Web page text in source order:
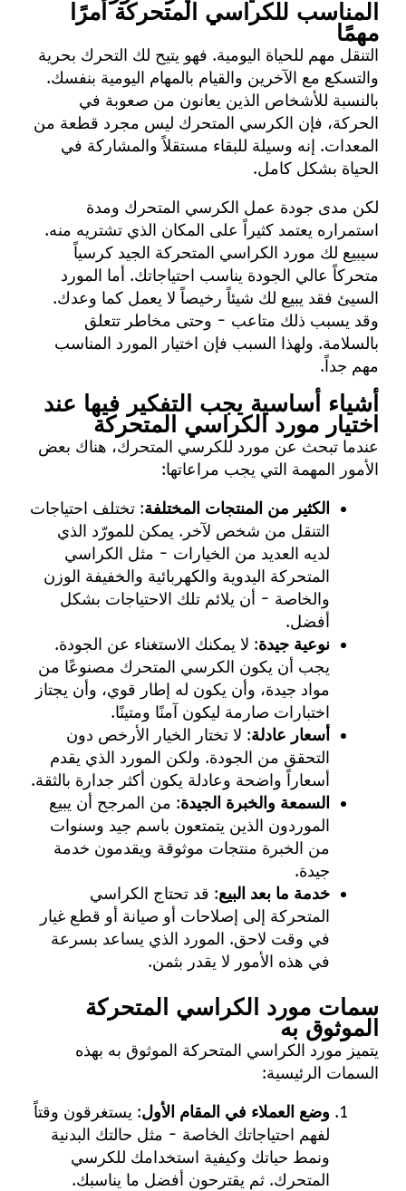
المناسب للكراسي المتحركة أمرًا
مهمًا
التنقل مهم للحياة اليومية. فهو يتيح لك التحرك بحرية
والتسكع مع الآخرين والقيام بالمهام اليومية بنفسك.
بالنسبة للأشخاص الذين يعانون من صعوبة في
الحركة، فإن الكرسي المتحرك ليس مجرد قطعة من
المعدات. إنه وسيلة للبقاء مستقلاً والمشاركة في
الحياة بشكل كامل.
لكن مدى جودة عمل الكرسي المتحرك ومدة
استمراره يعتمد كثيراً على المكان الذي تشتريه منه.
سيبيع لك مورد الكراسي المتحركة الجيد كرسياً
متحركاً عالي الجودة يناسب احتياجاتك. أما المورد
السيئ فقد يبيع لك شيئاً رخيصاً لا يعمل كما وعدك.
وقد يسبب ذلك متاعب - وحتى مخاطر تتعلق
بالسلامة. ولهذا السبب فإن اختيار المورد المناسب
مهم جداً.
أشياء أساسية يجب التفكير فيها عند
اختيار مورد الكراسي المتحركة
عندما تبحث عن مورد للكرسي المتحرك، هناك بعض
الأمور المهمة التي يجب مراعاتها:
الكثير من المنتجات المختلفة: تختلف احتياجات
التنقل من شخص لآخر. يمكن للمورّد الذي
لديه العديد من الخيارات - مثل الكراسي
المتحركة اليدوية والكهربائية والخفيفة الوزن
والخاصة - أن يلائم تلك الاحتياجات بشكل
أفضل.
نوعية جيدة: لا يمكنك الاستغناء عن الجودة.
يجب أن يكون الكرسي المتحرك مصنوعًا من
مواد جيدة، وأن يكون له إطار قوي، وأن يجتاز
اختبارات صارمة ليكون آمنًا ومتينًا.
أسعار عادلة: لا تختار الخيار الأرخص دون
التحقق من الجودة. ولكن المورد الذي يقدم
أسعاراً واضحة وعادلة يكون أكثر جدارة بالثقة.
السمعة والخبرة الجيدة: من المرجح أن يبيع
الموردون الذين يتمتعون باسم جيد وسنوات
من الخبرة منتجات موثوقة ويقدمون خدمة
جيدة.
خدمة ما بعد البيع : قد تحتاج الكراسي
المتحركة إلى إصلاحات أو صيانة أو قطع غيار
في وقت لاحق. المورد الذي يساعد بسرعة
في هذه الأمور لا يقدر بثمن.
سمات مورد الكراسي المتحركة
الموثوق به
يتميز مورد الكراسي المتحركة الموثوق به بهذه
السمات الرئيسية:
وضع العملاء في المقام الأول: يستغرقون وقتاً
لفهم احتياجاتك الخاصة - مثل حالتك البدنية
ونمط حياتك وكيفية استخدامك للكرسي
المتحرك. ثم يقترحون أفضل ما يناسبك.